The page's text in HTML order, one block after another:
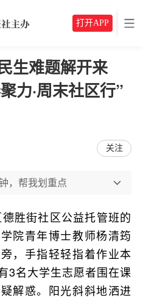
打开APP
生难题解开来
力·周末社区行”
关注
，帮我划重点
胜街社区公益托管班的
院青年博士教师杨清筠
，手指轻轻指着作业本
3名大学生志愿者围在课
解惑。阳光斜斜地洒进